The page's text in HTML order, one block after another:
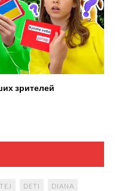
зрителей
DETI DIANA